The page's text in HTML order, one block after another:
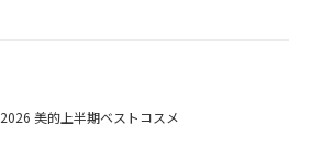
2026 美的上半期ベストコスメ